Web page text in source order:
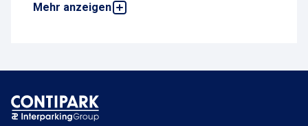
Mehr anzeigen
Parkhaus Am Zoo
Deutschland
2,4 km